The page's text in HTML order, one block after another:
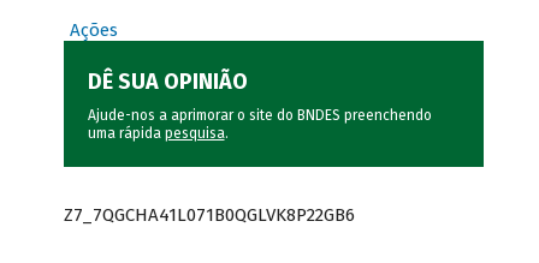
Ações
DÊ SUA OPINIÃO
Ajude-nos a aprimorar o site do BNDES preenchendo
uma rápida pesquisa.
Z7_7QGCHA41L071B0QGLVK8P22GB6